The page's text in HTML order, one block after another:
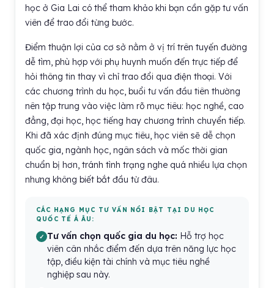
học ở Gia Lai có thể tham khảo khi bạn cần gặp tư vấn
viên để trao đổi từng bước.
Điểm thuận lợi của cơ sở nằm ở vị trí trên tuyến đường
dễ tìm, phù hợp với phụ huynh muốn đến trực tiếp để
hỏi thông tin thay vì chỉ trao đổi qua điện thoại. Với
các chương trình du học, buổi tư vấn đầu tiên thường
nên tập trung vào việc làm rõ mục tiêu: học nghề, cao
đẳng, đại học, học tiếng hay chương trình chuyển tiếp.
Khi đã xác định đúng mục tiêu, học viên sẽ dễ chọn
quốc gia, ngành học, ngân sách và mốc thời gian
chuẩn bị hơn, tránh tình trạng nghe quá nhiều lựa chọn
nhưng không biết bắt đầu từ đâu.
CÁC HẠNG MỤC TƯ VẤN NỔI BẬT TẠI DU HỌC
QUỐC TẾ Á ÂU:
Tư vấn chọn quốc gia du học: Hỗ trợ học
viên cân nhắc điểm đến dựa trên năng lực học
tập, điều kiện tài chính và mục tiêu nghề
nghiệp sau này.